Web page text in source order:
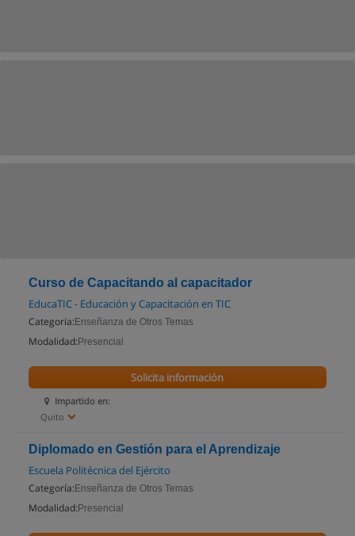
Curso de Capacitando al capacitador
EducaTIC - Educación y Capacitación en TIC
Categoría: Enseñanza de Otros Temas
Modalidad: Presencial
Impartido en:
Quito
Solicita información
Diplomado en Gestión para el Aprendizaje
Escuela Politécnica del Ejército
Categoría: Enseñanza de Otros Temas
Modalidad: Presencial